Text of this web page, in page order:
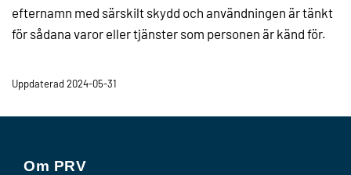
efternamn med särskilt skydd och användningen är tänkt
för sådana varor eller tjänster som personen är känd för.
Uppdaterad 2024-05-31
Om PRV